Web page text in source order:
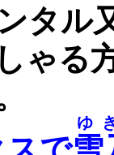
タル
ゃる
ゆ